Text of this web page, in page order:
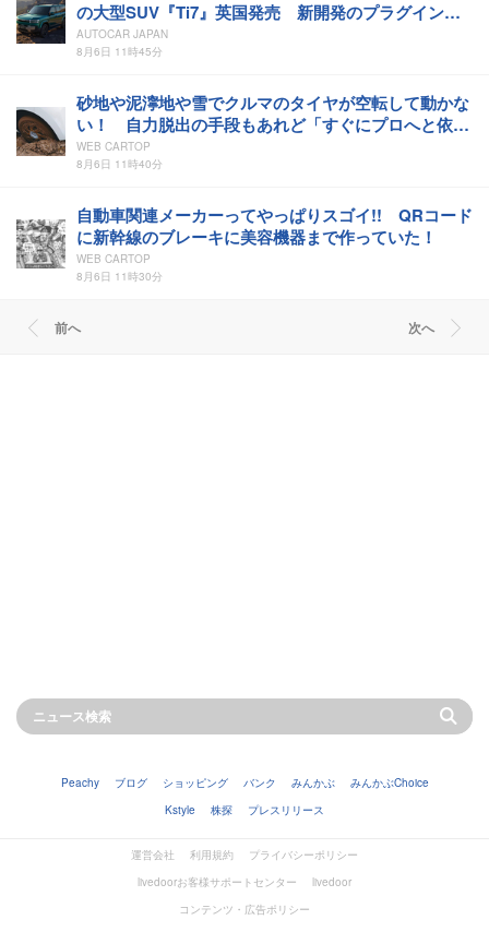
の大型SUV『Ti7』英国発売 新開発のプラグインハ
イブリッド採用
AUTOCAR JAPAN
8月6日 11時45分
砂地や泥濘地や雪でクルマのタイヤが空転して動かな
い！ 自力脱出の手段もあれど「すぐにプロへと依
頼」が最善策なワケ
WEB CARTOP
8月6日 11時40分
自動車関連メーカーってやっぱりスゴイ!! QRコード
に新幹線のブレーキに美容機器まで作っていた！
WEB CARTOP
8月6日 11時30分
前へ 次へ
Peachy ブログ ショッピング バンク みんかぶ
みんかぶChoice
Kstyle
株探 プレスリリース
運営会社 利用規約
プライバシーポリシー
livedoorお客様サポートセンター
livedoor
コンテンツ・広告ポリシー